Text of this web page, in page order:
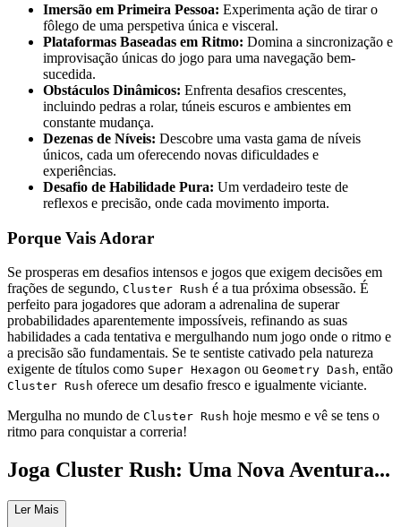
Imersão em Primeira Pessoa: Experimenta ação de tirar o
fôlego de uma perspetiva única e visceral.
Plataformas Baseadas em Ritmo: Domina a sincronização e
improvisação únicas do jogo para uma navegação bem-
sucedida.
Obstáculos Dinâmicos: Enfrenta desafios crescentes,
incluindo pedras a rolar, túneis escuros e ambientes em
constante mudança.
Dezenas de Níveis: Descobre uma vasta gama de níveis
únicos, cada um oferecendo novas dificuldades e
experiências.
Desafio de Habilidade Pura: Um verdadeiro teste de
reflexos e precisão, onde cada movimento importa.
Porque Vais Adorar
Se prosperas em desafios intensos e jogos que exigem decisões em
frações de segundo, Cluster Rush é a tua próxima obsessão. É
perfeito para jogadores que adoram a adrenalina de superar
probabilidades aparentemente impossíveis, refinando as suas
habilidades a cada tentativa e mergulhando num jogo onde o ritmo e
a precisão são fundamentais. Se te sentiste cativado pela natureza
exigente de títulos como Super Hexagon ou Geometry Dash, então
Cluster Rush oferece um desafio fresco e igualmente viciante.
Mergulha no mundo de Cluster Rush hoje mesmo e vê se tens o
ritmo para conquistar a correria!
Joga Cluster Rush: Uma Nova Aventura...
Espera!
Ler Mais